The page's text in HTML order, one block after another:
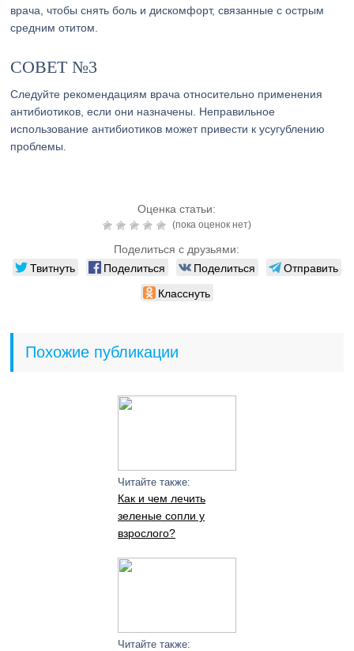
врача, чтобы снять боль и дискомфорт, связанные с острым
средним отитом.
СОВЕТ №3
Следуйте рекомендациям врача относительно применения
антибиотиков, если они назначены. Неправильное
использование антибиотиков может привести к усугублению
проблемы.
Оценка статьи:
(пока оценок нет)
Поделиться с друзьями:
Твитнуть Поделиться Поделиться
Отправить
Класснуть
Похожие публикации
Читайте также:
Как и чем лечить
зеленые сопли у
взрослого?
Читайте также: